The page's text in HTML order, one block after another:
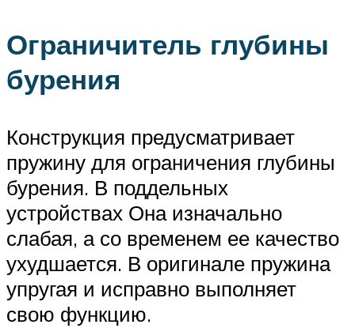
Ограничитель глубины
бурения
Конструкция предусматривает
пружину для ограничения глубины
бурения. В поддельных
устройствах Она изначально
слабая, а со временем ее качество
ухудшается. В оригинале пружина
упругая и исправно выполняет
свою функцию.